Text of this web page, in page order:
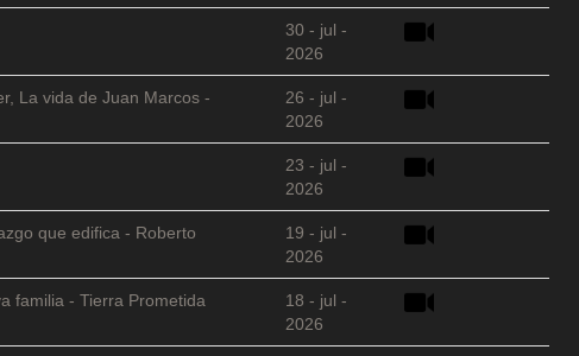
30 - jul -
2026
La vida de Juan Marcos -
26 - jul -
2026
23 - jul -
2026
que edifica - Roberto
19 - jul -
2026
familia - Tierra Prometida
18 - jul -
2026